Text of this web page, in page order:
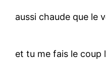
aussi chaude que le
et tu me fais le coup